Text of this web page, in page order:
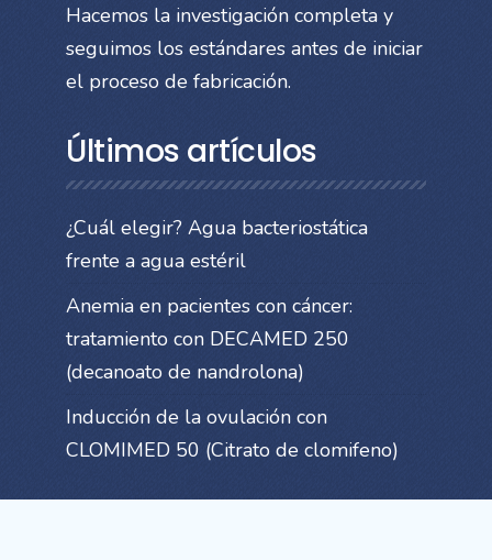
Hacemos la investigación completa y
seguimos los estándares antes de iniciar
el proceso de fabricación.
Últimos artículos
¿Cuál elegir? Agua bacteriostática
frente a agua estéril
Anemia en pacientes con cáncer:
tratamiento con DECAMED 250
(decanoato de nandrolona)
Inducción de la ovulación con
CLOMIMED 50 (Citrato de clomifeno)